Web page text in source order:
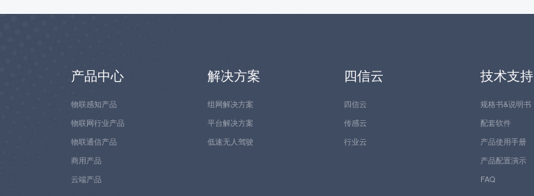
产品中心
物联感知产品
物联网行业产品
物联通信产品
商用产品
云端产品
解决方案
组网解决方案
平台解决方案
低速无人驾驶
四信云
四信云
传感云
行业云
技术支持
规格书&说明书
配套软件
产品使用手册
产品配置演示
FAQ